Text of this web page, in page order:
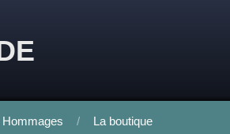
Hommages La boutique